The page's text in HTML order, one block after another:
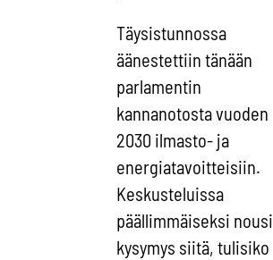
Täysistunnossa
äänestettiin tänään
parlamentin
kannanotosta vuoden
2030 ilmasto- ja
energiatavoitteisiin.
Keskusteluissa
päällimmäiseksi nousi
kysymys siitä, tulisiko